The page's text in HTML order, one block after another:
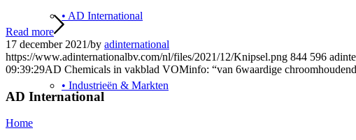
• AD International
• Industrieën & Markten
Read more
17 december 2021/by adinternational
https://www.adinternationalbv.com/nl/files/2021/12/Knipsel.png 844 596
09:39:29AD Chemicals in vakblad VOMinfo: “van 6waardige
AD International
Home